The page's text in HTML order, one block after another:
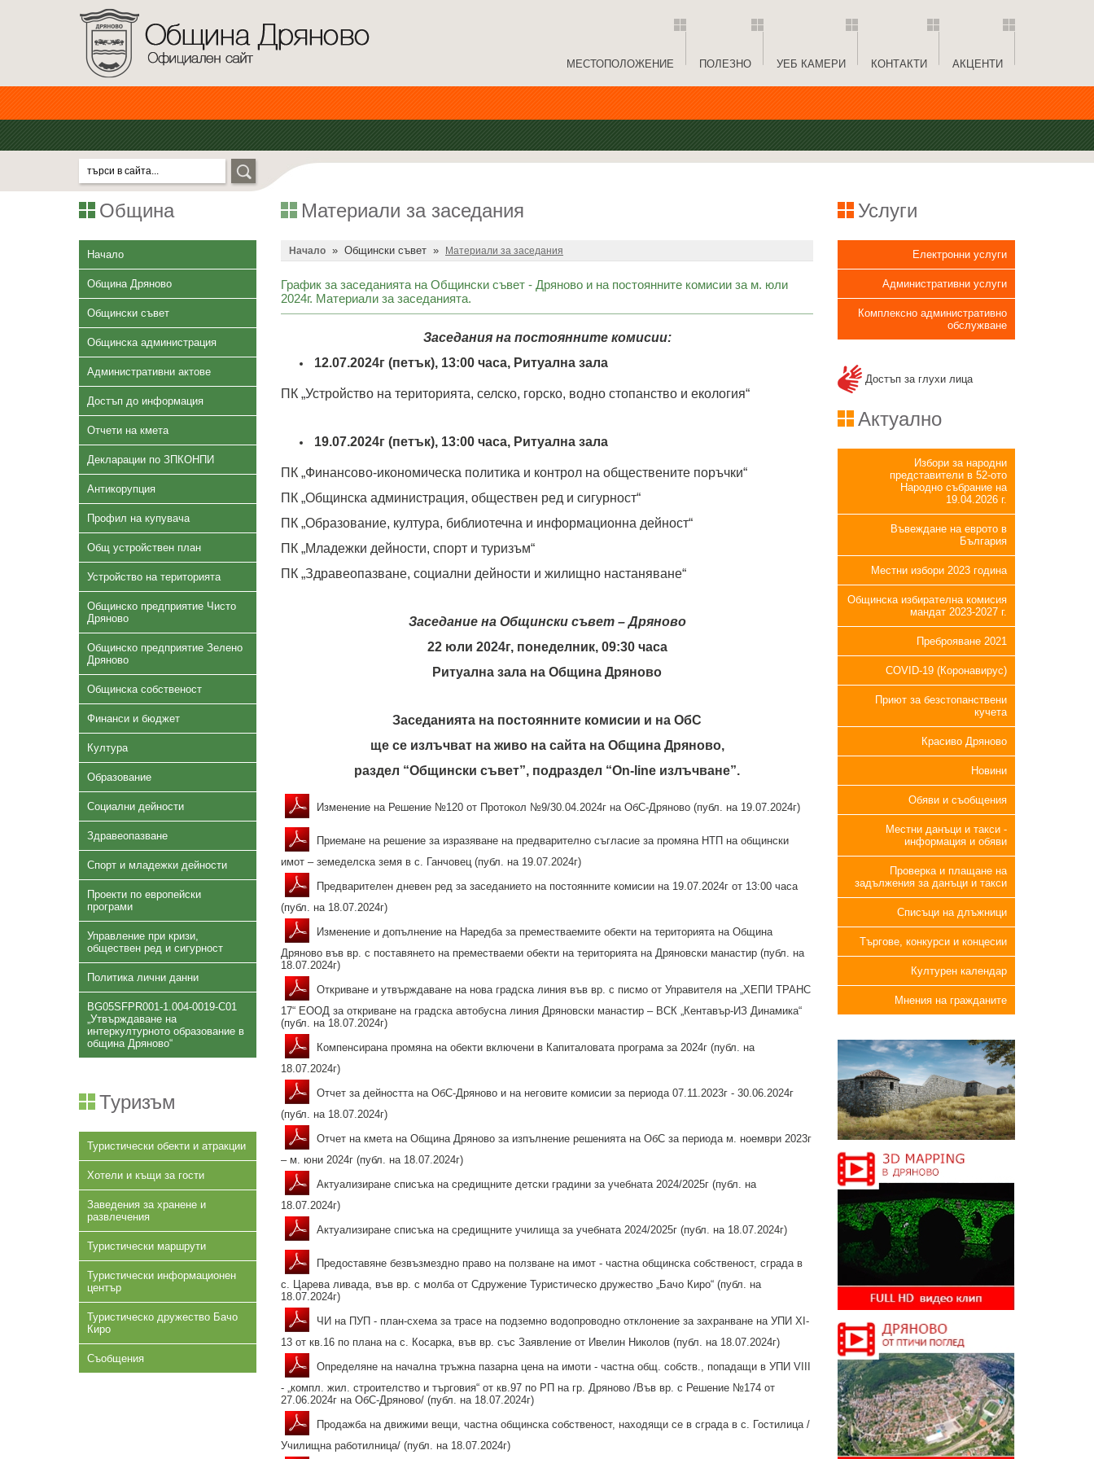
МЕСТОПОЛОЖЕНИЕ ПОЛЕЗНО УЕБ КАМЕРИ КОНТАКТИ АКЦЕНТИ
Община
Начало
Община Дряново
Общински съвет
Общинска администрация
Административни актове
Достъп до информация
Отчети на кмета
Декларации по ЗПКОНПИ
Антикорупция
Профил на купувача
Общ устройствен план
Устройство на територията
Общинско предприятие Чисто
Дряново
Общинско предприятие Зелено
Дряново
Общинска собственост
Финанси и бюджет
Култура
Образование
Социални дейности
Здравеопазване
Спорт и младежки дейности
Проекти по европейски
програми
Управление при кризи,
обществен ред и сигурност
Политика лични данни
BG05SFPR001-1.004-0019-C01
„Утвърждаване на
интеркултурното образование в
община Дряново“
Туризъм
Туристически обекти и атракции
Хотели и къщи за гости
Заведения за хранене и
развлечения
Туристически маршрути
Туристически информационен
център
Туристическо дружество Бачо
Киро
Съобщения
Материали за заседания
Начало » Общински съвет » Материали за заседания
График за заседанията на Общински съвет - Дряново и на постоянните комисии за м. юли
2024г. Материали за заседанията.
Заседания на постоянните комисии:
12.07.2024г (петък), 13:00 часа, Ритуална зала
ПК „Устройство на територията, селско, горско, водно стопанство и екология“
19.07.2024г (петък), 13:00 часа, Ритуална зала
ПК „Финансово-икономическа политика и контрол на обществените поръчки“
ПК „Общинска администрация, обществен ред и сигурност“
ПК „Образование, култура, библиотечна и информационна дейност“
ПК „Младежки дейности, спорт и туризъм“
ПК „Здравеопазване, социални дейности и жилищно настаняване“
Заседание на Общински съвет – Дряново
22 юли 2024г, понеделник, 09:30 часа
Ритуална зала на Община Дряново
Заседанията на постоянните комисии и на ОбС
ще се излъчват на живо на сайта на Община Дряново,
раздел “Общински съвет”, подраздел “On-line излъчване”.
Изменение на Решение №120 от Протокол №9/30.04.2024г на ОбС-Дряново (публ. на 19.07.2024г)
Приемане на решение за изразяване на предварително съгласие за промяна НТП на общински
имот – земеделска земя в с. Ганчовец (публ. на 19.07.2024г)
Предварителен дневен ред за заседанието на постоянните комисии на 19.07.2024г от 13:00 часа
(публ. на 18.07.2024г)
Изменение и допълнение на Наредба за преместваемите обекти на територията на Община
Дряново във вр. с поставянето на преместваеми обекти на територията на Дряновски манастир (публ. на
18.07.2024г)
Откриване и утвърждаване на нова градска линия във вр. с писмо от Управителя на „ХЕПИ ТРАНС
17“ ЕООД за откриване на градска автобусна линия Дряновски манастир – ВСК „Кентавър-ИЗ Динамика“
(публ. на 18.07.2024г)
Компенсирана промяна на обекти включени в Капиталовата програма за 2024г (публ. на
18.07.2024г)
Отчет за дейността на ОбС-Дряново и на неговите комисии за периода 07.11.2023г - 30.06.2024г
(публ. на 18.07.2024г)
Отчет на кмета на Община Дряново за изпълнение решенията на ОбС за периода м. ноември 2023г
– м. юни 2024г (публ. на 18.07.2024г)
Актуализиране списъка на средищните детски градини за учебната 2024/2025г (публ. на
18.07.2024г)
Актуализиране списъка на средищните училища за учебната 2024/2025г (публ. на 18.07.2024г)
Предоставяне безвъзмездно право на ползване на имот - частна общинска собственост, сграда в
с. Царева ливада, във вр. с молба от Сдружение Туристическо дружество „Бачо Киро“ (публ. на
18.07.2024г)
ЧИ на ПУП - план-схема за трасе на подземно водопроводно отклонение за захранване на УПИ XI-
13 от кв.16 по плана на с. Косарка, във вр. със Заявление от Ивелин Николов (публ. на 18.07.2024г)
Определяне на начална тръжна пазарна цена на имоти - частна общ. собств., попадащи в УПИ VIII
- „компл. жил. строителство и търговия“ от кв.97 по РП на гр. Дряново /Във вр. с Решение №174 от
27.06.2024г на ОбС-Дряново/ (публ. на 18.07.2024г)
Продажба на движими вещи, частна общинска собственост, находящи се в сграда в с. Гостилица /
Училищна работилница/ (публ. на 18.07.2024г)
Услуги
Електронни услуги
Административни услуги
Комплексно административно
обслужване
Достъп за глухи лица
Актуално
Избори за народни
представители в 52-ото
Народно събрание на
19.04.2026 г.
Въвеждане на еврото в
България
Местни избори 2023 година
Общинска избирателна комисия
мандат 2023-2027 г.
Преброяване 2021
COVID-19 (Коронавирус)
Приют за безстопанствени
кучета
Красиво Дряново
Новини
Обяви и съобщения
Местни данъци и такси -
информация и обяви
Проверка и плащане на
задължения за данъци и такси
Списъци на длъжници
Търгове, конкурси и концесии
Културен календар
Мнения на гражданите